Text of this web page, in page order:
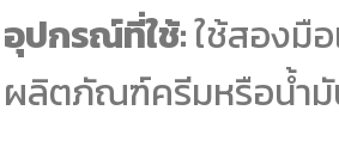
อุปกรณ์ที่ใช้:ใช้สองมื
ผลิตภัณฑ์ครีมหรือน้ำมั